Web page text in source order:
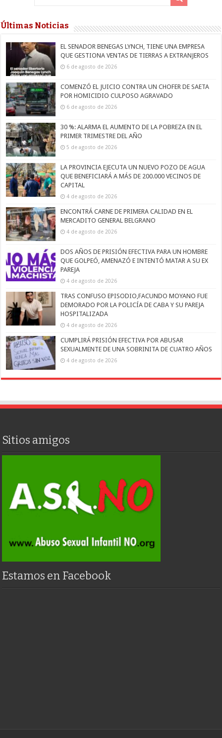
Últimas Noticias
EL SENADOR BENEGAS LYNCH, TIENE UNA EMPRESA
QUE GESTIONA VENTAS DE TIERRAS A EXTRANJEROS
6 de agosto de 2026
COMENZÓ EL JUICIO CONTRA UN CHOFER DE SAETA
POR HOMICIDIO CULPOSO AGRAVADO
6 de agosto de 2026
30 %: ALARMA EL AUMENTO DE LA POBREZA EN EL
PRIMER TRIMESTRE DEL AÑO
5 de agosto de 2026
LA PROVINCIA EJECUTA UN NUEVO POZO DE AGUA
QUE BENEFICIARÁ A MÁS DE 200.000 VECINOS DE
CAPITAL
4 de agosto de 2026
ENCONTRÁ CARNE DE PRIMERA CALIDAD EN EL
MERCADITO GENERAL BELGRANO
4 de agosto de 2026
DOS AÑOS DE PRISIÓN EFECTIVA PARA UN HOMBRE
QUE GOLPEÓ, AMENAZÓ E INTENTÓ MATAR A SU EX
PAREJA
4 de agosto de 2026
TRAS CONFUSO EPISODIO,FACUNDO MOYANO FUE
DEMORADO POR LA POLICÍA DE CABA Y SU PAREJA
HOSPITALIZADA
4 de agosto de 2026
CUMPLIRÁ PRISIÓN EFECTIVA POR ABUSAR
SEXUALMENTE DE UNA SOBRINITA DE CUATRO AÑOS
4 de agosto de 2026
Sitios amigos
Estamos en Facebook